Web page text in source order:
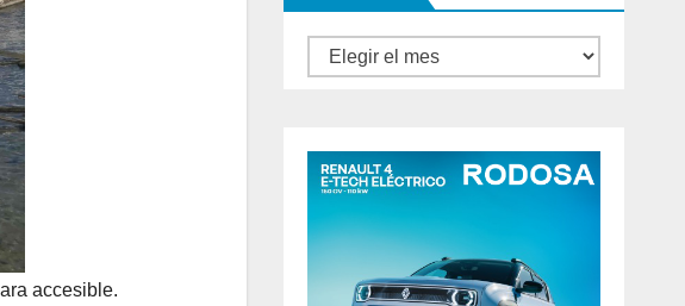
accesible.
Archivos